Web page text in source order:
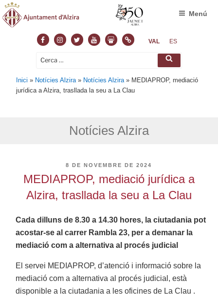
FacebookInstagram
TwitterYoutubeSlideshare
NormasVAL ES
Cerca: Cerca
Menú
Inici » Notícies Alzira » Notícies Alzira » MEDIAPROP, mediació
jurídica a Alzira, trasllada la seu a La Clau
Notícies Alzira
PUBLICAT
8 DE NOVEMBRE DE 2024
MEDIAPROP, mediació jurídica a
Alzira, trasllada la seu a La Clau
Cada dilluns de 8.30 a 14.30 hores, la ciutadania pot
acostar-se al carrer Rambla 23, per a demanar la
mediació com a alternativa al procés judicial
El servei MEDIAPROP, d’atenció i informació sobre la
mediació com a alternativa al procés judicial, està
disponible a la ciutadania a les oficines de La Clau .